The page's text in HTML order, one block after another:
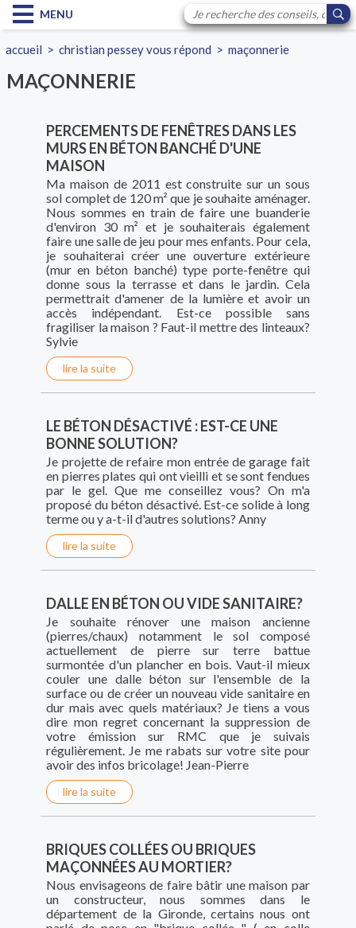
MENU
accueil >christian pessey vous répond >maçonnerie
MAÇONNERIE
PERCEMENTS DE FENÊTRES DANS LES
MURS EN BÉTON BANCHÉ D'UNE
MAISON
Ma maison de 2011 est construite sur un sous
sol complet de 120 m² que je souhaite aménager.
Nous sommes en train de faire une buanderie
d'environ 30 m² et je souhaiterais également
faire une salle de jeu pour mes enfants. Pour cela,
je souhaiterai créer une ouverture extérieure
(mur en béton banché) type porte-fenêtre qui
donne sous la terrasse et dans le jardin. Cela
permettrait d'amener de la lumière et avoir un
accès indépendant. Est-ce possible sans
fragiliser la maison ? Faut-il mettre des linteaux?
Sylvie
lire la suite
LE BÉTON DÉSACTIVÉ : EST-CE UNE
BONNE SOLUTION?
Je projette de refaire mon entrée de garage fait
en pierres plates qui ont vieilli et se sont fendues
par le gel. Que me conseillez vous? On m'a
proposé du béton désactivé. Est-ce solide à long
terme ou y a-t-il d'autres solutions? Anny
lire la suite
DALLE EN BÉTON OU VIDE SANITAIRE?
Je souhaite rénover une maison ancienne
(pierres/chaux) notamment le sol composé
actuellement de pierre sur terre battue
surmontée d'un plancher en bois. Vaut-il mieux
couler une dalle béton sur l'ensemble de la
surface ou de créer un nouveau vide sanitaire en
dur mais avec quels matériaux? Je tiens a vous
dire mon regret concernant la suppression de
votre émission sur RMC que je suivais
régulièrement. Je me rabats sur votre site pour
avoir des infos bricolage! Jean-Pierre
lire la suite
BRIQUES COLLÉES OU BRIQUES
MAÇONNÉES AU MORTIER?
Nous envisageons de faire bâtir une maison par
un constructeur, nous sommes dans le
département de la Gironde, certains nous ont